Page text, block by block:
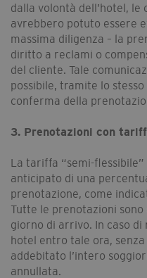
dalla volontà dell’hotel, le
avrebbero potuto essere
massima diligenza – la
diritto a reclami o
del cliente. Tale
possibile, tramite lo
conferma della
3. Prenotazioni con
La tariffa “semi-
anticipato di una
prenotazione, come
Tutte le prenotazioni
giorno di arrivo. In caso
hotel entro tale ora,
addebitato l’intero
annullata.